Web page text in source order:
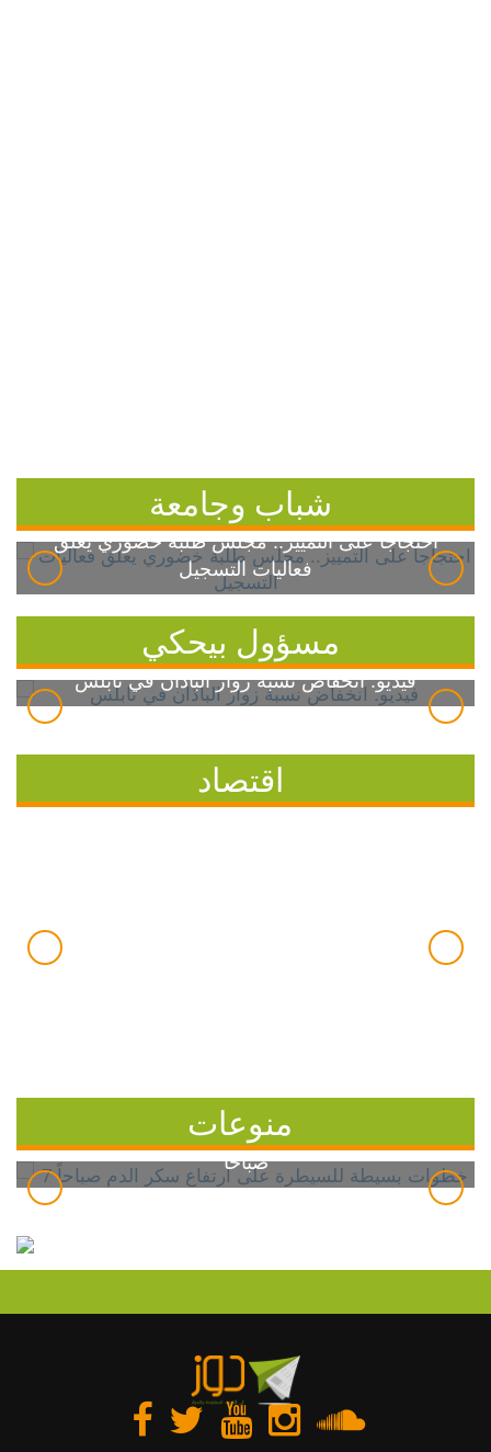
شباب وجامعة
احتجاجاً على التمييز.. مجلس طلبة خضوري يعلق
فعاليات التسجيل
مسؤول بيحكي
فيديو: انخفاض نسبة زوار الباذان في نابلس
اقتصاد
منوعات
7 خطوات بسيطة للسيطرة على ارتفاع سكر الدم
صباحاً